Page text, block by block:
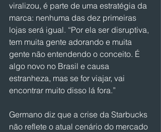
viralizou, é parte de uma estratégia da
marca: nenhuma das dez primeiras
lojas será igual. “Por ela ser disruptiva,
tem muita gente adorando e muita
gente não entendendo o conceito. É
algo novo no Brasil e causa
estranheza, mas se for viajar, vai
encontrar muito disso lá fora.”
Germano diz que a crise da Starbucks
não reflete o atual cenário do mercado